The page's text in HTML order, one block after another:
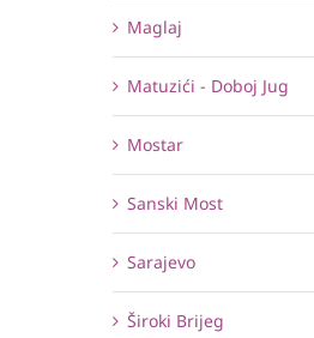
Maglaj
Matuzići - Doboj Jug
Mostar
Sanski Most
Sarajevo
Široki Brijeg